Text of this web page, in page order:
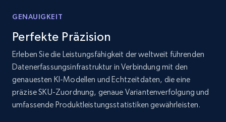
Amazon products global dataset - Collect
Amazon products by seller URL
Title, Seller name, Brand, Description, Initial
price, Currency, Availability, Reviews count, and
more.
GENAUIGKEIT
Perfekte Präzision
Erleben Sie die Leistungsfähigkeit der weltweit führenden
Datenerfassungsinfrastruktur in Verbindung mit den
genauesten KI-Modellen und Echtzeitdaten, die eine
präzise SKU-Zuordnung, genaue Variantenverfolgung und
umfassende Produktleistungsstatistiken gewährleisten.